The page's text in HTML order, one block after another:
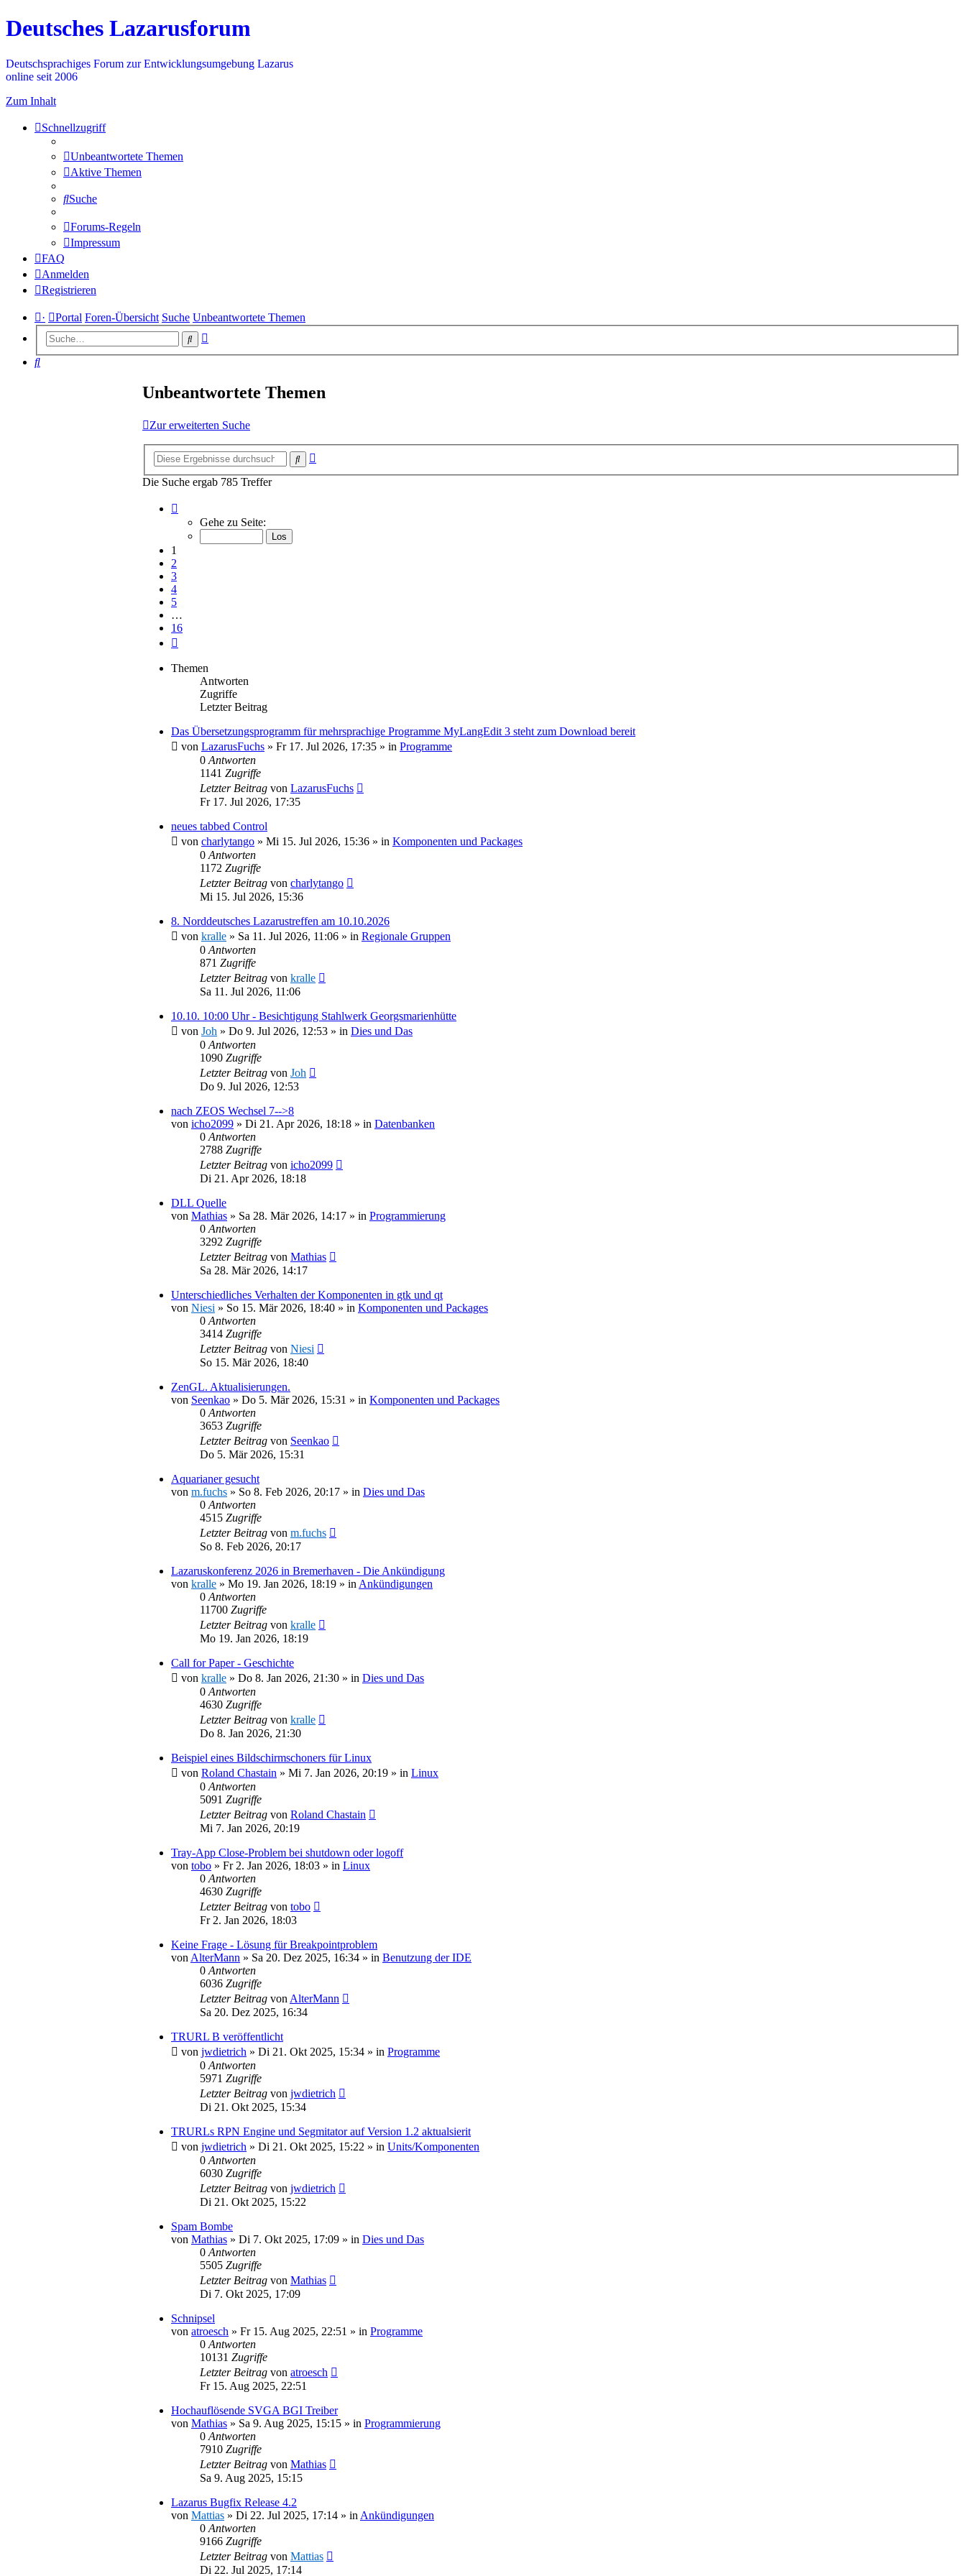
Deutsches Lazarusforum
Deutschsprachiges Forum zur Entwicklungsumgebung Lazarus
online seit 2006
Zum Inhalt
Schnellzugriff
Unbeantwortete Themen
Aktive Themen
Suche
Forums-Regeln
Impressum
FAQ
Anmelden
Registrieren
· Portal Foren-Übersicht Suche Unbeantwortete Themen
Suche
Suche
Unbeantwortete Themen
Zur erweiterten Suche
Suche
Die Suche ergab 785 Treffer
von
Gehe zu Seite:
1
2
3
4
5
…
16
Themen
Antworten
Zugriffe
Letzter Beitrag
Das Übersetzungsprogramm für mehrsprachige Programme MyLangEdit 3 steht zum Download bereit
von LazarusFuchs » Fr 17. Jul 2026, 17:35 » in Programme
0 Antworten
1141 Zugriffe
Letzter Beitrag von LazarusFuchs
Fr 17. Jul 2026, 17:35
neues tabbed Control
von charlytango » Mi 15. Jul 2026, 15:36 » in Komponenten und Packages
0 Antworten
1172 Zugriffe
Letzter Beitrag von charlytango
Mi 15. Jul 2026, 15:36
8. Norddeutsches Lazarustreffen am 10.10.2026
von kralle » Sa 11. Jul 2026, 11:06 » in Regionale Gruppen
0 Antworten
871 Zugriffe
Letzter Beitrag von kralle
Sa 11. Jul 2026, 11:06
10.10. 10:00 Uhr - Besichtigung Stahlwerk Georgsmarienhütte
von Joh » Do 9. Jul 2026, 12:53 » in Dies und Das
0 Antworten
1090 Zugriffe
Letzter Beitrag von Joh
Do 9. Jul 2026, 12:53
nach ZEOS Wechsel 7-->8
von icho2099 » Di 21. Apr 2026, 18:18 » in Datenbanken
0 Antworten
2788 Zugriffe
Letzter Beitrag von icho2099
Di 21. Apr 2026, 18:18
DLL Quelle
von Mathias » Sa 28. Mär 2026, 14:17 » in Programmierung
0 Antworten
3292 Zugriffe
Letzter Beitrag von Mathias
Sa 28. Mär 2026, 14:17
Unterschiedliches Verhalten der Komponenten in gtk und qt
von Niesi » So 15. Mär 2026, 18:40 » in Komponenten und Packages
0 Antworten
3414 Zugriffe
Letzter Beitrag von Niesi
So 15. Mär 2026, 18:40
ZenGL. Aktualisierungen.
von Seenkao » Do 5. Mär 2026, 15:31 » in Komponenten und Packages
0 Antworten
3653 Zugriffe
Letzter Beitrag von Seenkao
Do 5. Mär 2026, 15:31
Aquarianer gesucht
von m.fuchs » So 8. Feb 2026, 20:17 » in Dies und Das
0 Antworten
4515 Zugriffe
Letzter Beitrag von m.fuchs
So 8. Feb 2026, 20:17
Lazaruskonferenz 2026 in Bremerhaven - Die Ankündigung
von kralle » Mo 19. Jan 2026, 18:19 » in Ankündigungen
0 Antworten
11700 Zugriffe
Letzter Beitrag von kralle
Mo 19. Jan 2026, 18:19
Call for Paper - Geschichte
von kralle » Do 8. Jan 2026, 21:30 » in Dies und Das
0 Antworten
4630 Zugriffe
Letzter Beitrag von kralle
Do 8. Jan 2026, 21:30
Beispiel eines Bildschirmschoners für Linux
von Roland Chastain » Mi 7. Jan 2026, 20:19 » in Linux
0 Antworten
5091 Zugriffe
Letzter Beitrag von Roland Chastain
Mi 7. Jan 2026, 20:19
Tray-App Close-Problem bei shutdown oder logoff
von tobo » Fr 2. Jan 2026, 18:03 » in Linux
0 Antworten
4630 Zugriffe
Letzter Beitrag von tobo
Fr 2. Jan 2026, 18:03
Keine Frage - Lösung für Breakpointproblem
von AlterMann » Sa 20. Dez 2025, 16:34 » in Benutzung der IDE
0 Antworten
6036 Zugriffe
Letzter Beitrag von AlterMann
Sa 20. Dez 2025, 16:34
TRURL B veröffentlicht
von jwdietrich » Di 21. Okt 2025, 15:34 » in Programme
0 Antworten
5971 Zugriffe
Letzter Beitrag von jwdietrich
Di 21. Okt 2025, 15:34
TRURLs RPN Engine und Segmitator auf Version 1.2 aktualsierit
von jwdietrich » Di 21. Okt 2025, 15:22 » in Units/Komponenten
0 Antworten
6030 Zugriffe
Letzter Beitrag von jwdietrich
Di 21. Okt 2025, 15:22
Spam Bombe
von Mathias » Di 7. Okt 2025, 17:09 » in Dies und Das
0 Antworten
5505 Zugriffe
Letzter Beitrag von Mathias
Di 7. Okt 2025, 17:09
Schnipsel
von atroesch » Fr 15. Aug 2025, 22:51 » in Programme
0 Antworten
10131 Zugriffe
Letzter Beitrag von atroesch
Fr 15. Aug 2025, 22:51
Hochauflösende SVGA BGI Treiber
von Mathias » Sa 9. Aug 2025, 15:15 » in Programmierung
0 Antworten
7910 Zugriffe
Letzter Beitrag von Mathias
Sa 9. Aug 2025, 15:15
Lazarus Bugfix Release 4.2
von Mattias » Di 22. Jul 2025, 17:14 » in Ankündigungen
0 Antworten
9166 Zugriffe
Letzter Beitrag von Mattias
Di 22. Jul 2025, 17:14